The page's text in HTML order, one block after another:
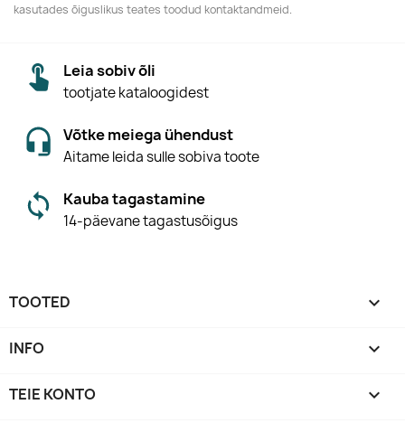
kasutades õiguslikus teates toodud kontaktandmeid.
Leia sobiv õli
tootjate kataloogidest
Võtke meiega ühendust
Aitame leida sulle sobiva toote
Kauba tagastamine
14-päevane tagastusõigus
TOOTED 
INFO 
TEIE KONTO 